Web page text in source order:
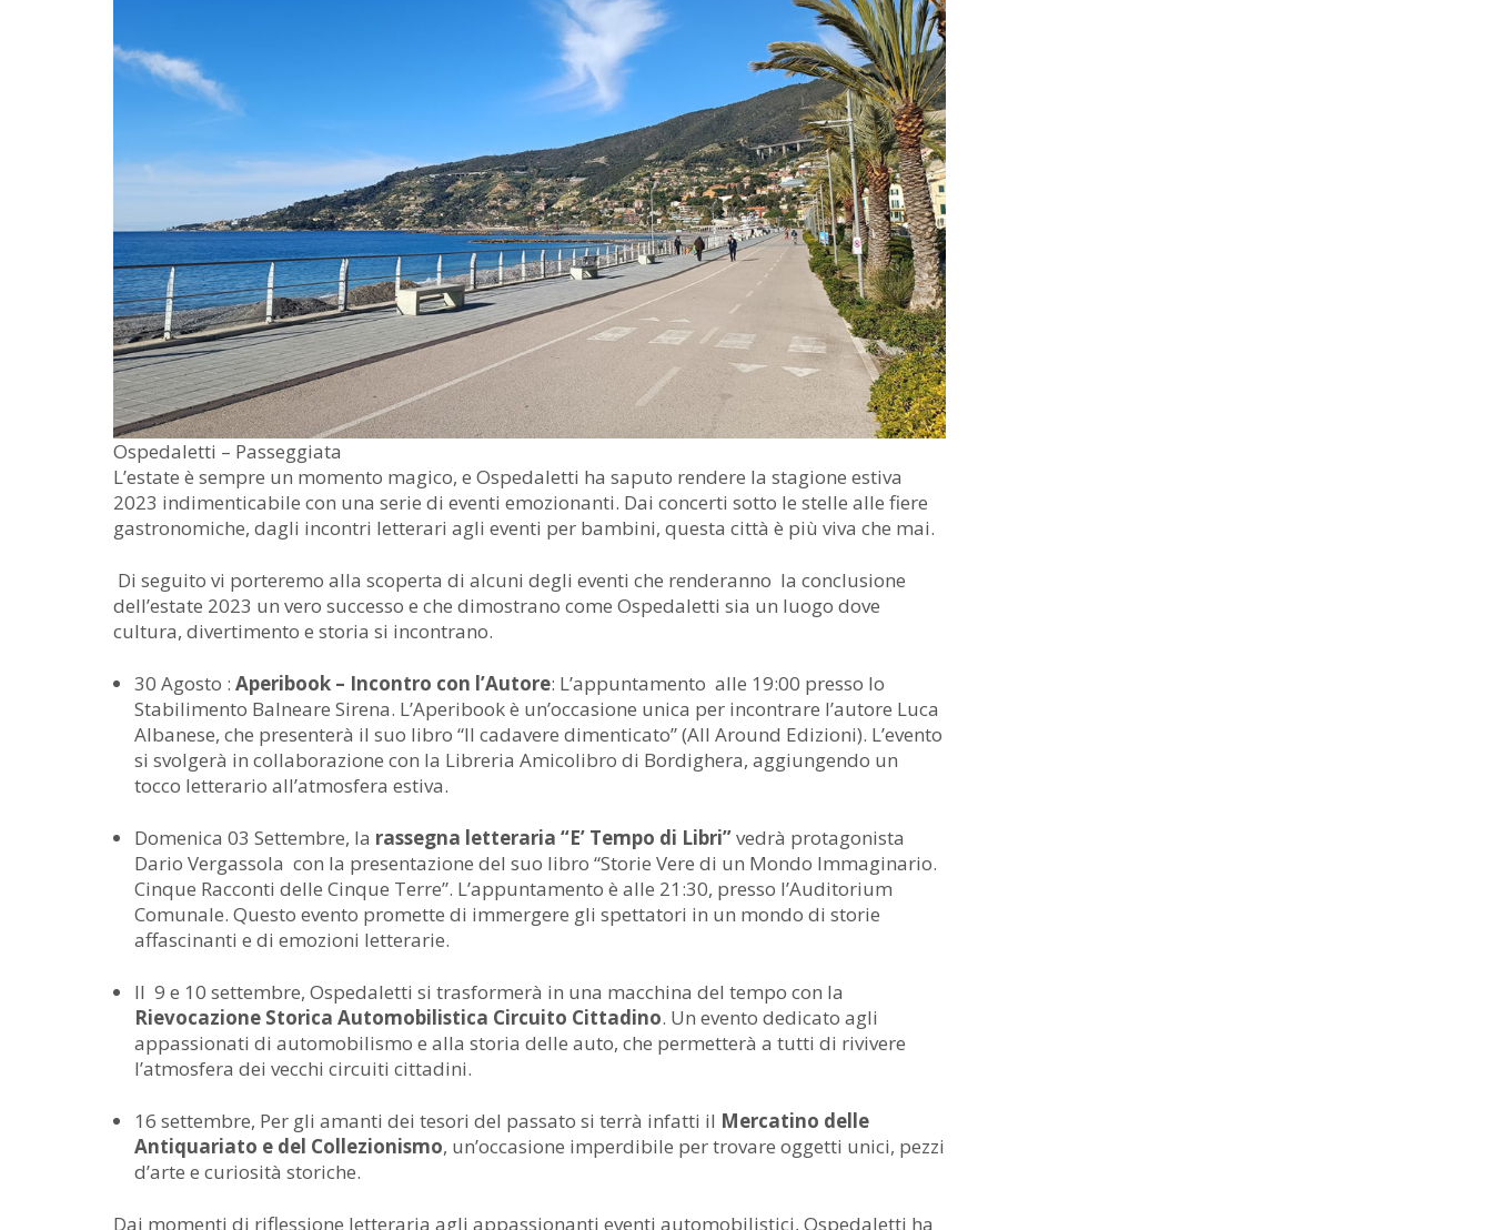
Ospedaletti – Passeggiata
L’estate è sempre un momento magico, e Ospedaletti ha saputo rendere la stagione estiva
2023 indimenticabile con una serie di eventi emozionanti. Dai concerti sotto le stelle alle fiere
gastronomiche, dagli incontri letterari agli eventi per bambini, questa città è più viva che mai.
Di seguito vi porteremo alla scoperta di alcuni degli eventi che renderanno la conclusione
dell’estate 2023 un vero successo e che dimostrano come Ospedaletti sia un luogo dove
cultura, divertimento e storia si incontrano.
30 Agosto : Aperibook – Incontro con l’Autore: L’appuntamento alle 19:00 presso lo
Stabilimento Balneare Sirena. L’Aperibook è un’occasione unica per incontrare l’autore Luca
Albanese, che presenterà il suo libro “Il cadavere dimenticato” (All Around Edizioni). L’evento
si svolgerà in collaborazione con la Libreria Amicolibro di Bordighera, aggiungendo un
tocco letterario all’atmosfera estiva.
Domenica 03 Settembre, la rassegna letteraria “E’ Tempo di Libri”vedrà protagonista
Dario Vergassola con la presentazione del suo libro “Storie Vere di un Mondo Immaginario.
Cinque Racconti delle Cinque Terre”. L’appuntamento è alle 21:30, presso l’Auditorium
Comunale. Questo evento promette di immergere gli spettatori in un mondo di storie
affascinanti e di emozioni letterarie.
Il 9 e 10 settembre, Ospedaletti si trasformerà in una macchina del tempo con la
Rievocazione Storica Automobilistica Circuito Cittadino. Un evento dedicato agli
appassionati di automobilismo e alla storia delle auto, che permetterà a tutti di rivivere
l’atmosfera dei vecchi circuiti cittadini.
16 settembre, Per gli amanti dei tesori del passato si terrà infatti il Mercatino delle
Antiquariato e del Collezionismo, un’occasione imperdibile per trovare oggetti unici, pezzi
d’arte e curiosità storiche.
Dai momenti di riflessione letteraria agli appassionanti eventi automobilistici, Ospedaletti ha